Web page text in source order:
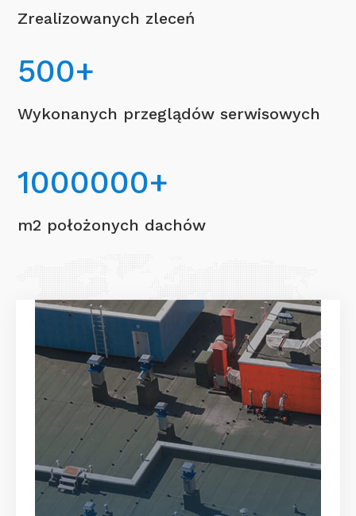
Zrealizowanych zleceń
500+
Wykonanych przeglądów serwisowych
1000000+
m2 położonych dachów